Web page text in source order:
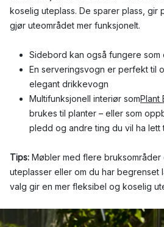
koselig uteplass. De sparer plass, gir
gjør uteområdet mer funksjonelt.
Sidebord kan også fungere som
En serveringsvogn er perfekt til
elegant drikkevogn
Multifunksjonell interiør somPlant
brukes til planter – eller som
pledd og andre ting du vil ha lett
Tips: Møbler med flere bruksområder
uteplasser eller om du har begrenset
valg gir en mer fleksibel og koselig